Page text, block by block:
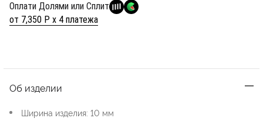
Оплати Долями или Сплит
от 7,350 Р х 4 платежа
Об изделии
Ширина изделия: 10 мм